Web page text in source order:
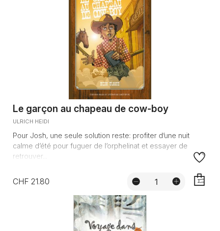
Le garçon au chapeau de cow-boy
ULRICH HEIDI
Pour Josh, une seule solution reste: profiter d’une nuit
calme d’été pour fuguer de l’orphelinat et essayer de
retrouver...
CHF 21.80